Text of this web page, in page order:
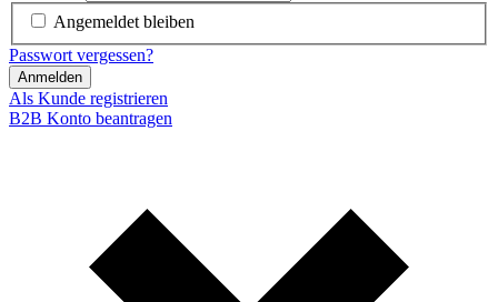
Angemeldet bleiben
Passwort vergessen?
Anmelden
Als Kunde registrieren
B2B Konto beantragen